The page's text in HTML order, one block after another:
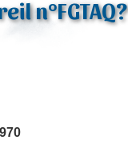
n°FGTAQ?